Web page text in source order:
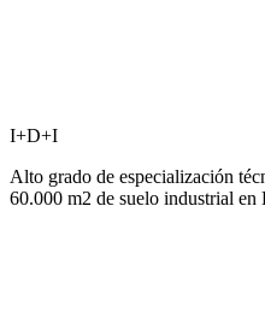
I+D+I
Alto grado de especialización
60.000 m2 de suelo industrial